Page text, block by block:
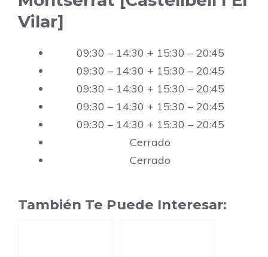
Vilar]
09:30 – 14:30 + 15:30 – 20:45
09:30 – 14:30 + 15:30 – 20:45
09:30 – 14:30 + 15:30 – 20:45
09:30 – 14:30 + 15:30 – 20:45
09:30 – 14:30 + 15:30 – 20:45
Cerrado
Cerrado
También Te Puede Interesar: